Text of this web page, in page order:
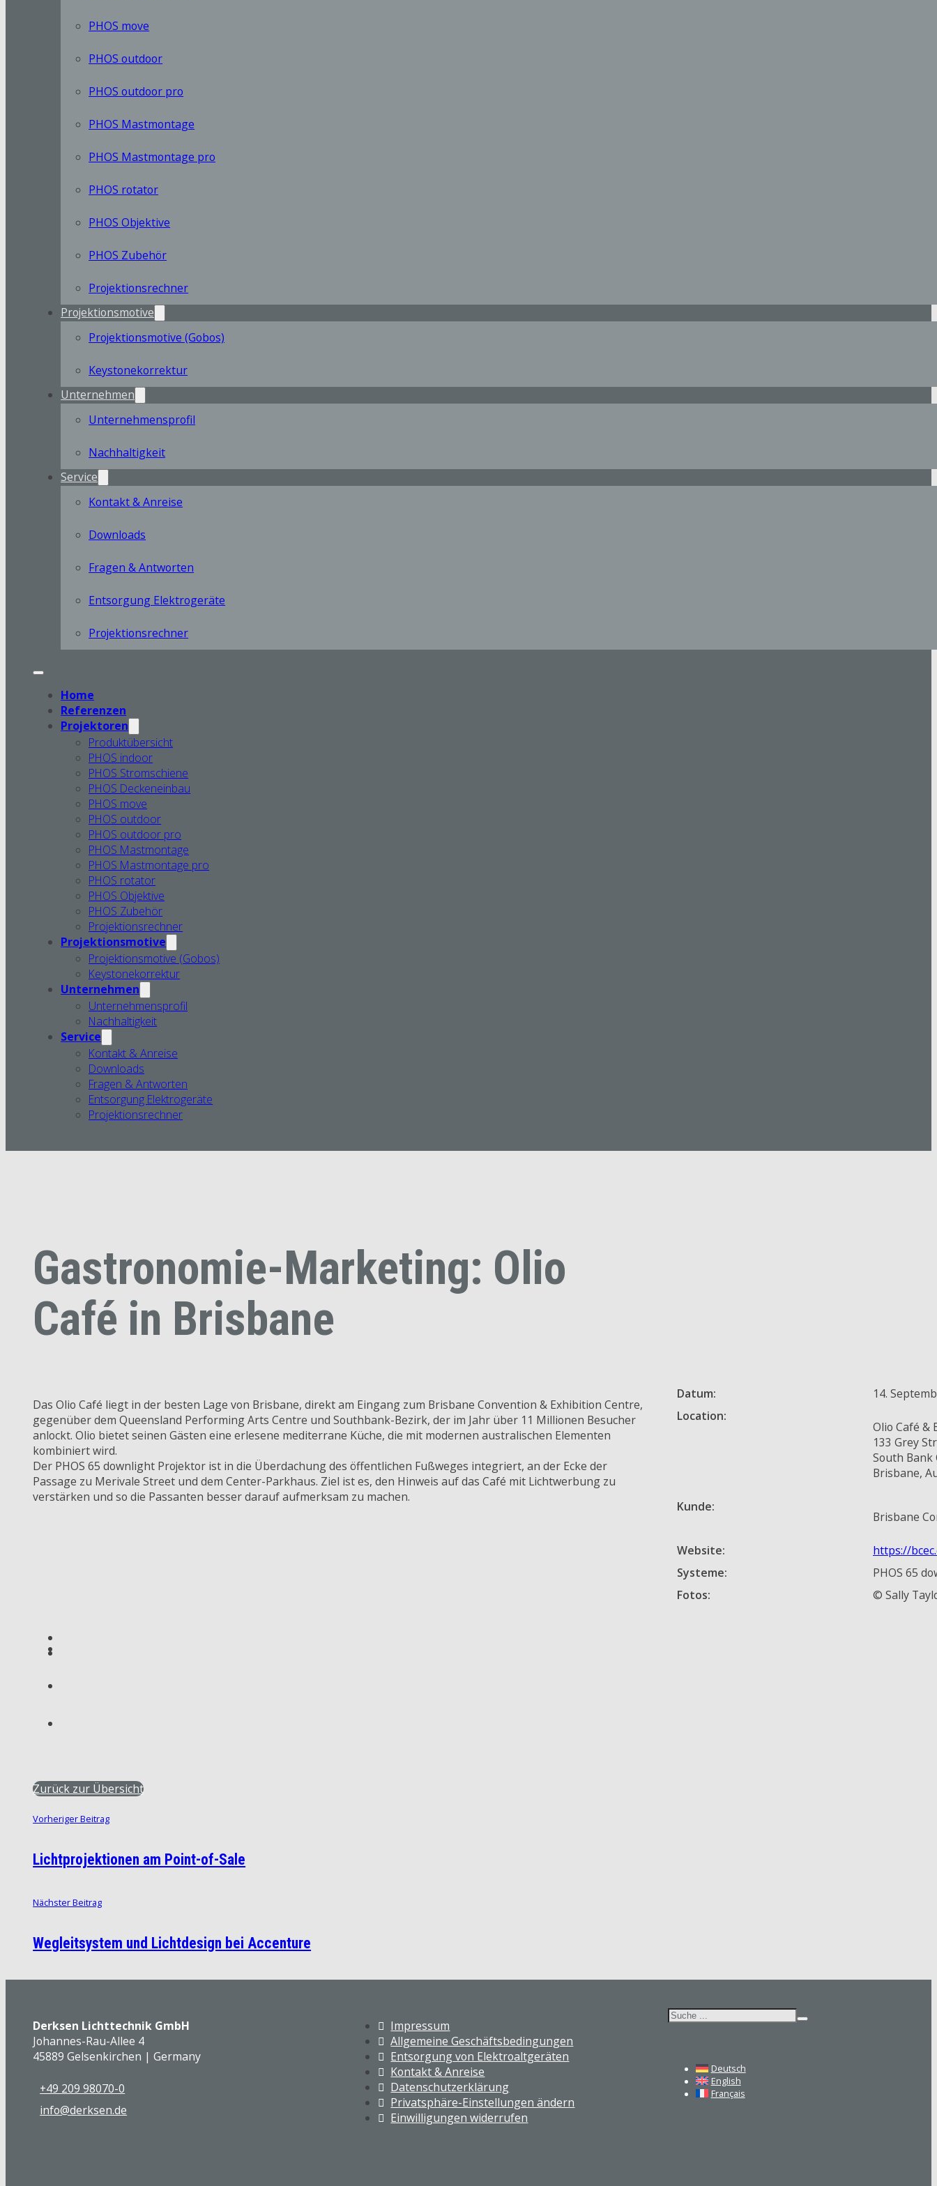
PHOS move
PHOS outdoor
PHOS outdoor pro
PHOS Mastmontage
PHOS Mastmontage pro
PHOS rotator
PHOS Objektive
PHOS Zubehör
Projektionsrechner
Projektionsmotive
Projektionsmotive (Gobos)
Keystonekorrektur
Unternehmen
Unternehmensprofil
Nachhaltigkeit
Service
Kontakt & Anreise
Downloads
Fragen & Antworten
Entsorgung Elektrogeräte
Projektionsrechner
Home
Referenzen
Projektoren
Produktübersicht
PHOS indoor
PHOS Stromschiene
PHOS Deckeneinbau
PHOS move
PHOS outdoor
PHOS outdoor pro
PHOS Mastmontage
PHOS Mastmontage pro
PHOS rotator
PHOS Objektive
PHOS Zubehör
Projektionsrechner
Projektionsmotive
Projektionsmotive (Gobos)
Keystonekorrektur
Unternehmen
Unternehmensprofil
Nachhaltigkeit
Service
Kontakt & Anreise
Downloads
Fragen & Antworten
Entsorgung Elektrogeräte
Projektionsrechner
Gastronomie-Marketing: Olio
Café in Brisbane
Das Olio Café liegt in der besten Lage von Brisbane, direkt am Eingang zum Brisbane Convention & Exhibition Centre,
gegenüber dem Queensland Performing Arts Centre und Southbank-Bezirk, der im Jahr über 11 Millionen Besucher
anlockt. Olio bietet seinen Gästen eine erlesene mediterrane Küche, die mit modernen australischen Elementen
kombiniert wird.
Der PHOS 65 downlight Projektor ist in die Überdachung des öffentlichen Fußweges integriert, an der Ecke der
Passage zu Merivale Street und dem Center-Parkhaus. Ziel ist es, den Hinweis auf das Café mit Lichtwerbung zu
verstärken und so die Passanten besser darauf aufmerksam zu machen.
Datum:
14.
Location:
Olio Café &
133 Grey
South Bank
Brisbane,
Kunde:
Brisbane
Website:
https://
Systeme:
PHOS 65
Fotos:
© Sally
Zurück zur Übersicht
Vorheriger Beitrag
Lichtprojektionen am Point-of-Sale
Nächster Beitrag
Wegleitsystem und Lichtdesign bei Accenture
Derksen Lichttechnik GmbH
Johannes-Rau-Allee 4
45889 Gelsenkirchen | Germany
+49 209 98070-0
info@derksen.de
Impressum
Allgemeine Geschäftsbedingungen
Entsorgung von Elektroaltgeräten
Kontakt & Anreise
Datenschutzerklärung
Privatsphäre-Einstellungen ändern
Einwilligungen widerrufen
Suchen
Deutsch
English
Français